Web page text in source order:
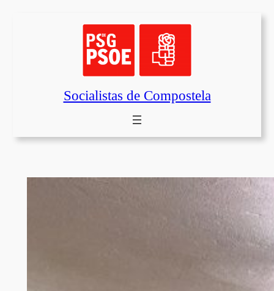
Socialistas de Compostela